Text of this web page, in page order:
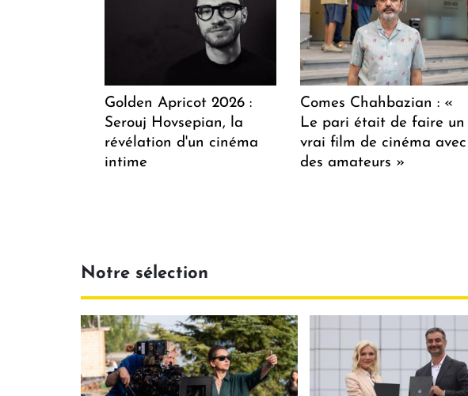
Golden Apricot 2026 :
Serouj Hovsepian, la
révélation d'un cinéma
intime
Comes Chahbazian : «
Le pari était de faire un
vrai film de cinéma avec
des amateurs »
Notre sélection